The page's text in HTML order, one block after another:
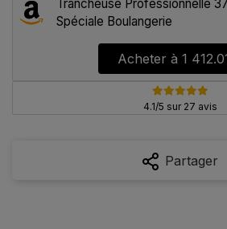
Trancheuse Professionnelle
Spéciale Boulangerie
Acheter à 1
4.1/5 sur 27 avis
Partager